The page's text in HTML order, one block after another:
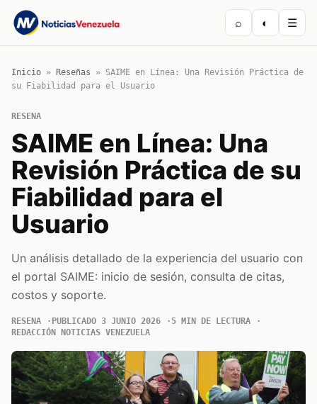
⌕ ◐ ☰
Inicio » Reseñas » SAIME en Línea: Una Revisión Práctica de
su Fiabilidad para el Usuario
RESENA
SAIME en Línea: Una
Revisión Práctica de su
Fiabilidad para el
Usuario
Un análisis detallado de la experiencia del usuario con
el portal SAIME: inicio de sesión, consulta de citas,
costos y soporte.
RESENA PUBLICADO 3 JUNIO 2026
5 MIN DE LECTURA
REDACCIÓN NOTICIAS VENEZUELA